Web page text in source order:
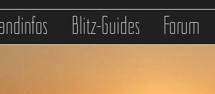
Blitz-Guides Forum